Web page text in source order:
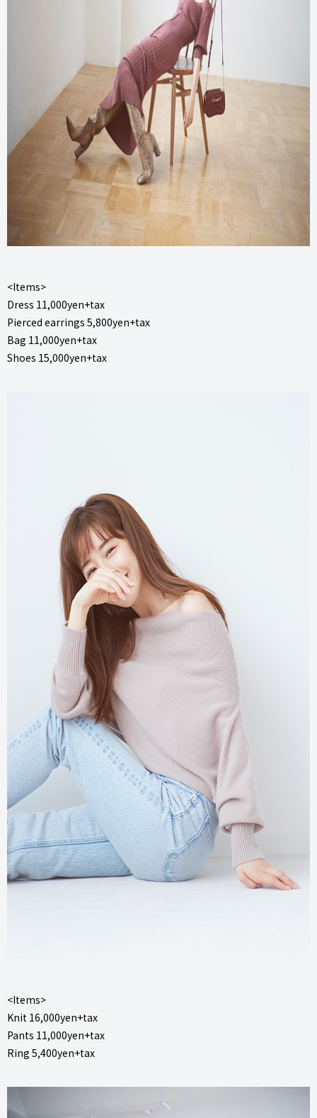
<Items>
Dress 11,000yen+tax
Pierced earrings 5,800yen+tax
Bag 11,000yen+tax
Shoes 15,000yen+tax
<Items>
Knit 16,000yen+tax
Pants 11,000yen+tax
Ring 5,400yen+tax